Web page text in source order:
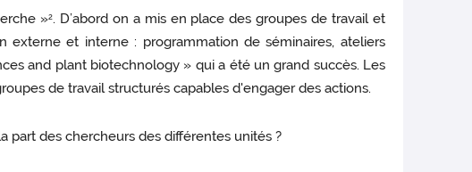
»2. D’abord on a mis en place des groupes de travail et
et interne : programmation de séminaires, ateliers
and plant biotechnology » qui a été un grand succès. Les
de travail structurés capables d'engager des actions.
part des chercheurs des différentes unités ?